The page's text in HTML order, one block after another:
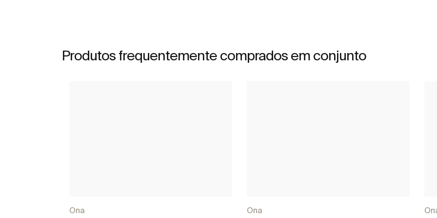
Produtos frequentemente comprados em conjunto
Ona Ona